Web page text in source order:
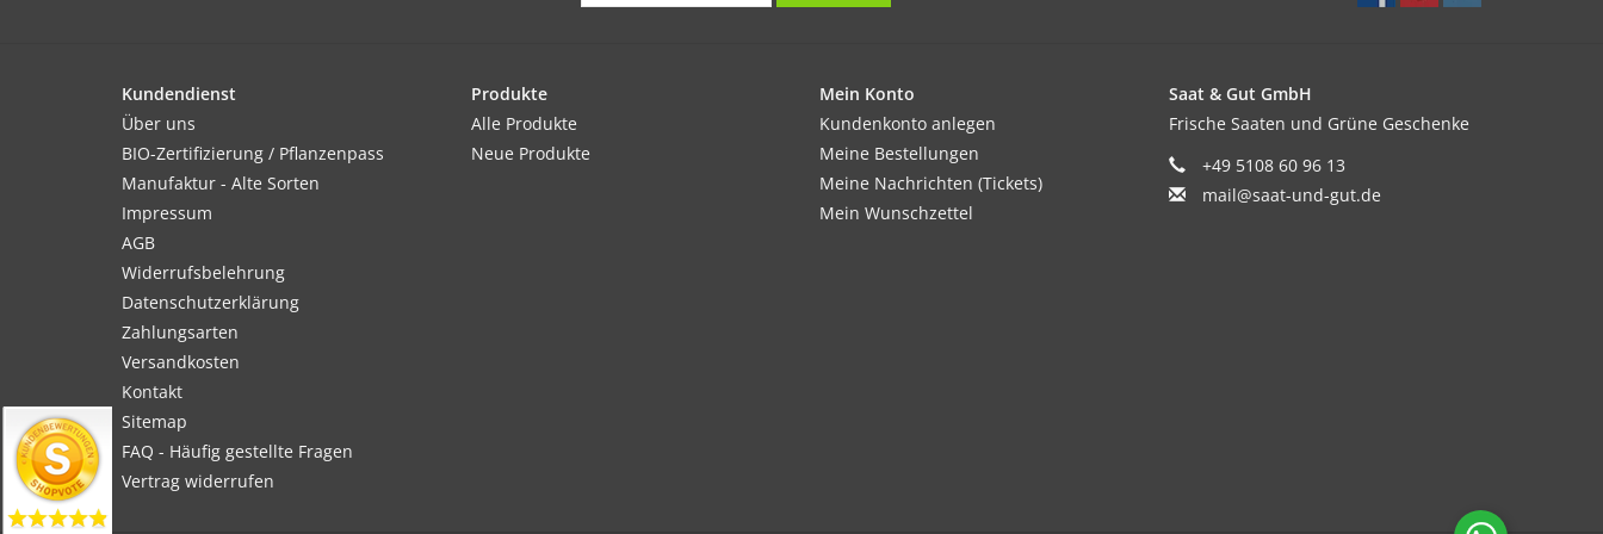
Kundendienst
Über uns
BIO-Zertifizierung / Pflanzenpass
Manufaktur - Alte Sorten
Impressum
AGB
Widerrufsbelehrung
Datenschutzerklärung
Zahlungsarten
Versandkosten
Kontakt
Sitemap
FAQ - Häufig gestellte Fragen
Vertrag widerrufen
Produkte
Alle Produkte
Neue Produkte
Mein Konto
Kundenkonto anlegen
Meine Bestellungen
Meine Nachrichten (Tickets)
Mein Wunschzettel
Saat & Gut GmbH
Frische Saaten und Grüne Geschenke
+49 5108 60 96 13
mail@saat-und-gut.de